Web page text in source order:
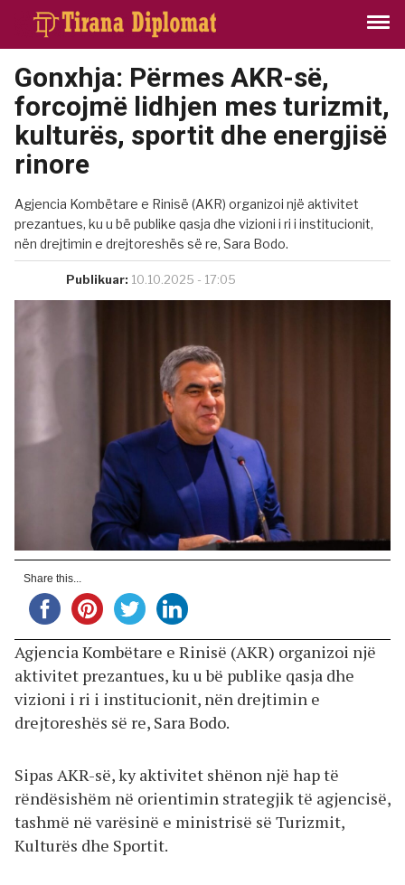
Gonxhja: Përmes AKR-së,
forcojmë lidhjen mes turizmit,
kulturës, sportit dhe energjisë
rinore
Agjencia Kombëtare e Rinisë (AKR) organizoi një aktivitet
prezantues, ku u bë publike qasja dhe vizioni i ri i institucionit,
nën drejtimin e drejtoreshës së re, Sara Bodo.
Publikuar: 10.10.2025 - 17:05
Share this...
Agjencia Kombëtare e Rinisë (AKR) organizoi një
aktivitet prezantues, ku u bë publike qasja dhe
vizioni i ri i institucionit, nën drejtimin e
drejtoreshës së re, Sara Bodo.
Sipas AKR-së, ky aktivitet shënon një hap të
rëndësishëm në orientimin strategjik të agjencisë,
tashmë në varësinë e ministrisë së Turizmit,
Kulturës dhe Sportit.